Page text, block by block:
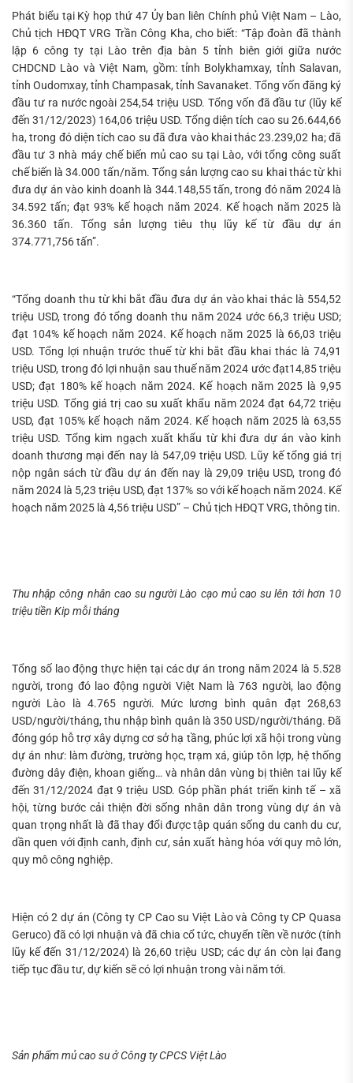
Phát biểu tại Kỳ họp thứ 47 Ủy ban liên Chính phủ Việt Nam – Lào,
Chủ tịch HĐQT VRG Trần Công Kha, cho biết: “Tập đoàn đã thành
lập 6 công ty tại Lào trên địa bàn 5 tỉnh biên giới giữa nước
CHDCND Lào và Việt Nam, gồm: tỉnh Bolykhamxay, tỉnh Salavan,
tỉnh Oudomxay, tỉnh Champasak, tỉnh Savanaket. Tổng vốn đăng ký
đầu tư ra nước ngoài 254,54 triệu USD. Tổng vốn đã đầu tư (lũy kế
đến 31/12/2023) 164,06 triệu USD. Tổng diện tích cao su 26.644,66
ha, trong đó diện tích cao su đã đưa vào khai thác 23.239,02 ha; đã
đầu tư 3 nhà máy chế biến mủ cao su tại Lào, với tổng công suất
chế biến là 34.000 tấn/năm. Tổng sản lượng cao su khai thác từ khi
đưa dự án vào kinh doanh là 344.148,55 tấn, trong đó năm 2024 là
34.592 tấn; đạt 93% kế hoạch năm 2024. Kế hoạch năm 2025 là
36.360 tấn. Tổng sản lượng tiêu thụ lũy kế từ đầu dự án
374.771,756 tấn”.
“Tổng doanh thu từ khi bắt đầu đưa dự án vào khai thác là 554,52
triệu USD, trong đó tổng doanh thu năm 2024 ước 66,3 triệu USD;
đạt 104% kế hoạch năm 2024. Kế hoạch năm 2025 là 66,03 triệu
USD. Tổng lợi nhuận trước thuế từ khi bắt đầu khai thác là 74,91
triệu USD, trong đó lợi nhuận sau thuế năm 2024 ước đạt14,85 triệu
USD; đạt 180% kế hoạch năm 2024. Kế hoạch năm 2025 là 9,95
triệu USD. Tổng giá trị cao su xuất khẩu năm 2024 đạt 64,72 triệu
USD, đạt 105% kế hoạch năm 2024. Kế hoạch năm 2025 là 63,55
triệu USD. Tổng kim ngạch xuất khẩu từ khi đưa dự án vào kinh
doanh thương mại đến nay là 547,09 triệu USD. Lũy kế tổng giá trị
nộp ngân sách từ đầu dự án đến nay là 29,09 triệu USD, trong đó
năm 2024 là 5,23 triệu USD, đạt 137% so với kế hoạch năm 2024. Kế
hoạch năm 2025 là 4,56 triệu USD” – Chủ tịch HĐQT VRG, thông tin.
Thu nhập công nhân cao su người Lào cạo mủ cao su lên tới hơn 10
triệu tiền Kip mỗi tháng
Tổng số lao động thực hiện tại các dự án trong năm 2024 là 5.528
người, trong đó lao động người Việt Nam là 763 người, lao động
người Lào là 4.765 người. Mức lương bình quân đạt 268,63
USD/người/tháng, thu nhập bình quân là 350 USD/người/tháng. Đã
đóng góp hỗ trợ xây dựng cơ sở hạ tầng, phúc lợi xã hội trong vùng
dự án như: làm đường, trường học, trạm xá, giúp tôn lợp, hệ thống
đường dây điện, khoan giếng… và nhân dân vùng bị thiên tai lũy kế
đến 31/12/2024 đạt 9 triệu USD. Góp phần phát triển kinh tế – xã
hội, từng bước cải thiện đời sống nhân dân trong vùng dự án và
quan trọng nhất là đã thay đổi được tập quán sống du canh du cư,
dần quen với định canh, định cư, sản xuất hàng hóa với quy mô lớn,
quy mô công nghiệp.
Hiện có 2 dự án (Công ty CP Cao su Việt Lào và Công ty CP Quasa
Geruco) đã có lợi nhuận và đã chia cổ tức, chuyển tiền về nước (tính
lũy kế đến 31/12/2024) là 26,60 triệu USD; các dự án còn lại đang
tiếp tục đầu tư, dự kiến sẽ có lợi nhuận trong vài năm tới.
Sản phẩm mủ cao su ở Công ty CPCS Việt Lào